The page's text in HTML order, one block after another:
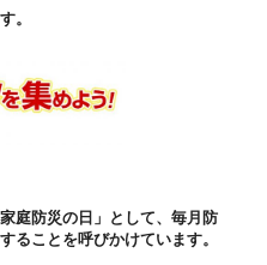
。
庭防災の日」として、毎月防
ることを呼びかけています。